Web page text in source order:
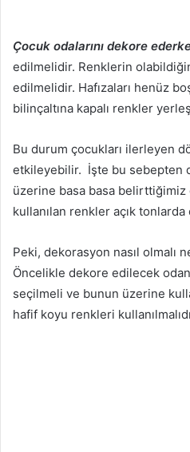
Çocuk odalarını dekore
edilmelidir. Renklerin
edilmelidir. Hafızaları henüz
bilinçaltına kapalı renkler
Bu durum çocukları ilerleyen
etkileyebilir. İşte bu sebepten
üzerine basa basa belirttiğimiz
kullanılan renkler açık tonlarda
Peki, dekorasyon nasıl olmalı
Öncelikle dekore edilecek
seçilmeli ve bunun üzerine
hafif koyu renkleri